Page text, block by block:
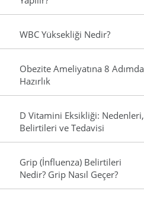
WBC Yüksekliği Nedir?
Obezite Ameliyatına 8 Adımda
Hazırlık
D Vitamini Eksikliği: Nedenleri,
Belirtileri ve Tedavisi
Grip (İnfluenza) Belirtileri
Nedir? Grip Nasıl Geçer?